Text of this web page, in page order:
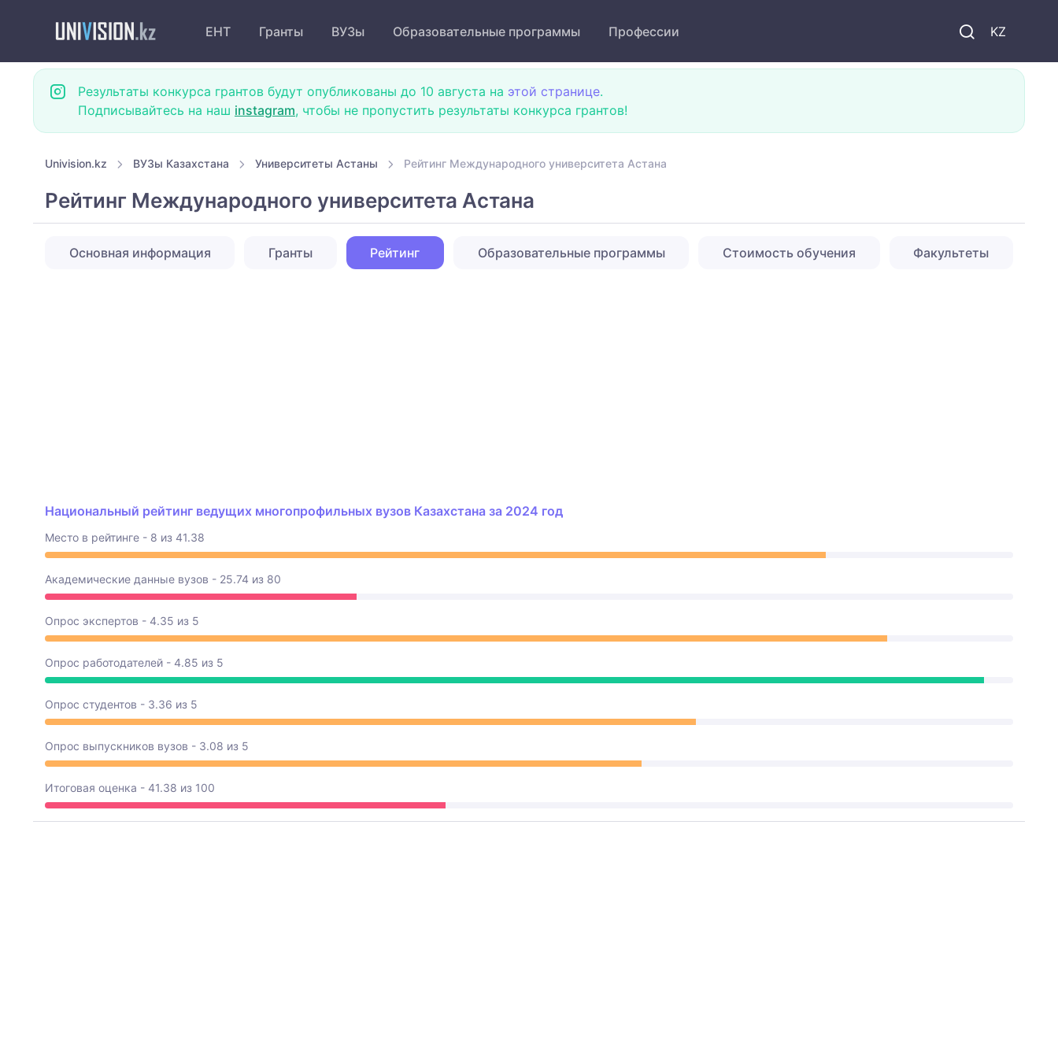
KZ
ЕНТ Гранты ВУЗы Образовательные программы Профессии
Результаты конкурса грантов будут опубликованы до 10 августа на этой странице.
Подписывайтесь на наш instagram, чтобы не пропустить результаты конкурса грантов!
Univision.kz ВУЗы Казахстана Университеты Астаны Рейтинг Международного университета Астана
Рейтинг Международного университета Астана
Основная информация Гранты Рейтинг Образовательные программы Стоимость обучения Факультеты
Национальный рейтинг ведущих многопрофильных вузов Казахстана за 2024 год
Место в рейтинге - 8 из 41.38
Академические данные вузов - 25.74 из 80
Опрос экспертов - 4.35 из 5
Опрос работодателей - 4.85 из 5
Опрос студентов - 3.36 из 5
Опрос выпускников вузов - 3.08 из 5
Итоговая оценка - 41.38 из 100